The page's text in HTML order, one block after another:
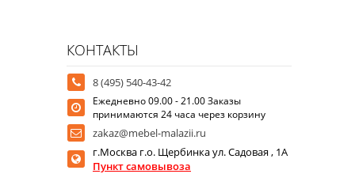
КОНТАКТЫ
8 (495) 540-43-42
Ежедневно 09.00 - 21.00 Заказы
принимаются 24 часа через корзину
zakaz@mebel-malazii.ru
г.Москва г.о. Щербинка ул. Садовая , 1А
Пункт самовывоза